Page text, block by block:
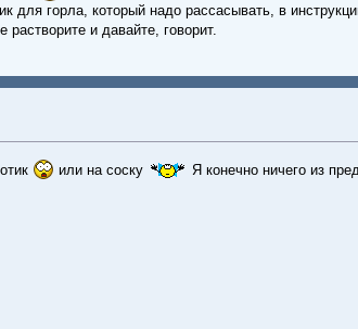
для горла, который надо рассасывать, в
и давайте, говорит.
или на соску
Я конечно ничего из